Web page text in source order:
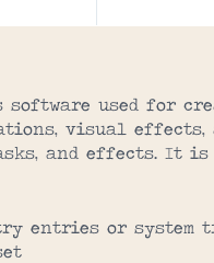
used for
visual
and effects. It
entries or system